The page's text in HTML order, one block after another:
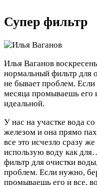
Супер фильтр
Илья Ваганов
нормальный фильтр для
не бывает проблем.
месяца промываешь его
идеальной.
У нас на участке вода
железом и она прямо
все это исчезло сразу
использую воду как
фильтр для очистки
проблем. Если нужно,
промываешь его и все,